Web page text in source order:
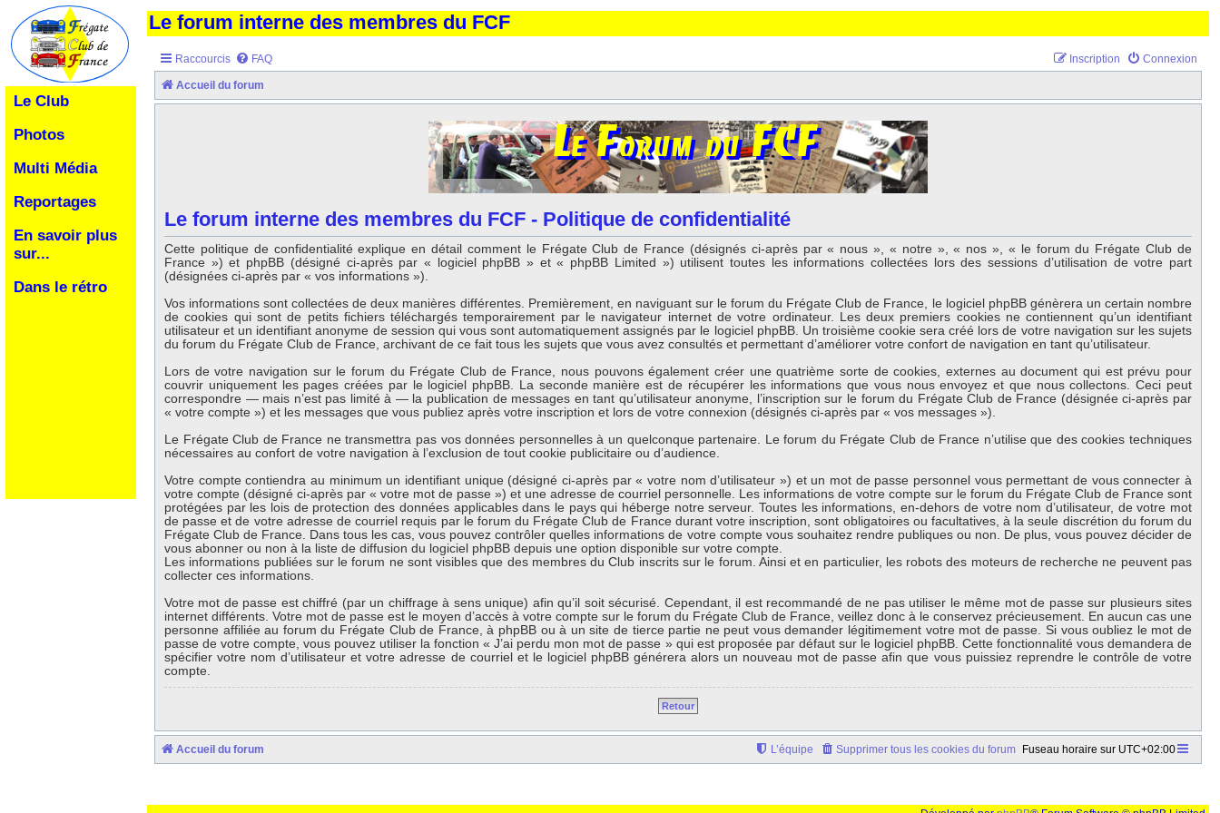
Le Club
Photos
Multi Média
Reportages
En savoir plus
sur...
Dans le rétro
Le forum interne des membres du FCF
Raccourcis FAQ Connexion
Inscription
Accueil du forum
Le forum interne des membres du FCF - Politique de confidentialité
Cette politique de confidentialité explique en détail comment le Frégate Club de France (désignés ci-après par « nous », « notre », « nos », « le forum du Frégate Club de
France ») et phpBB (désigné ci-après par « logiciel phpBB » et « phpBB Limited ») utilisent toutes les informations collectées lors des sessions d’utilisation de votre part
(désignées ci-après par « vos informations »).
Vos informations sont collectées de deux manières différentes. Premièrement, en naviguant sur le forum du Frégate Club de France, le logiciel phpBB génèrera un certain nombre
de cookies qui sont de petits fichiers téléchargés temporairement par le navigateur internet de votre ordinateur. Les deux premiers cookies ne contiennent qu’un identifiant
utilisateur et un identifiant anonyme de session qui vous sont automatiquement assignés par le logiciel phpBB. Un troisième cookie sera créé lors de votre navigation sur les sujets
du forum du Frégate Club de France, archivant de ce fait tous les sujets que vous avez consultés et permettant d’améliorer votre confort de navigation en tant qu’utilisateur.
Lors de votre navigation sur le forum du Frégate Club de France, nous pouvons également créer une quatrième sorte de cookies, externes au document qui est prévu pour
couvrir uniquement les pages créées par le logiciel phpBB. La seconde manière est de récupérer les informations que vous nous envoyez et que nous collectons. Ceci peut
correspondre — mais n’est pas limité à — la publication de messages en tant qu’utilisateur anonyme, l’inscription sur le forum du Frégate Club de France (désignée ci-après par
« votre compte ») et les messages que vous publiez après votre inscription et lors de votre connexion (désignés ci-après par « vos messages »).
Le Frégate Club de France ne transmettra pas vos données personnelles à un quelconque partenaire. Le forum du Frégate Club de France n’utilise que des cookies techniques
nécessaires au confort de votre navigation à l’exclusion de tout cookie publicitaire ou d’audience.
Votre compte contiendra au minimum un identifiant unique (désigné ci-après par « votre nom d’utilisateur ») et un mot de passe personnel vous permettant de vous connecter à
votre compte (désigné ci-après par « votre mot de passe ») et une adresse de courriel personnelle. Les informations de votre compte sur le forum du Frégate Club de France sont
protégées par les lois de protection des données applicables dans le pays qui héberge notre serveur. Toutes les informations, en-dehors de votre nom d’utilisateur, de votre mot
de passe et de votre adresse de courriel requis par le forum du Frégate Club de France durant votre inscription, sont obligatoires ou facultatives, à la seule discrétion du forum du
Frégate Club de France. Dans tous les cas, vous pouvez contrôler quelles informations de votre compte vous souhaitez rendre publiques ou non. De plus, vous pouvez décider de
vous abonner ou non à la liste de diffusion du logiciel phpBB depuis une option disponible sur votre compte.
Les informations publiées sur le forum ne sont visibles que des membres du Club inscrits sur le forum. Ainsi et en particulier, les robots des moteurs de recherche ne peuvent pas
collecter ces informations.
Votre mot de passe est chiffré (par un chiffrage à sens unique) afin qu’il soit sécurisé. Cependant, il est recommandé de ne pas utiliser le même mot de passe sur plusieurs sites
internet différents. Votre mot de passe est le moyen d’accès à votre compte sur le forum du Frégate Club de France, veillez donc à le conservez précieusement. En aucun cas une
personne affiliée au forum du Frégate Club de France, à phpBB ou à un site de tierce partie ne peut vous demander légitimement votre mot de passe. Si vous oubliez le mot de
passe de votre compte, vous pouvez utiliser la fonction « J’ai perdu mon mot de passe » qui est proposée par défaut sur le logiciel phpBB. Cette fonctionnalité vous demandera de
spécifier votre nom d’utilisateur et votre adresse de courriel et le logiciel phpBB générera alors un nouveau mot de passe afin que vous puissiez reprendre le contrôle de votre
compte.
Retour
Accueil du forum Fuseau horaire sur UTC+02:00
Supprimer tous les cookies du forum
L’équipe